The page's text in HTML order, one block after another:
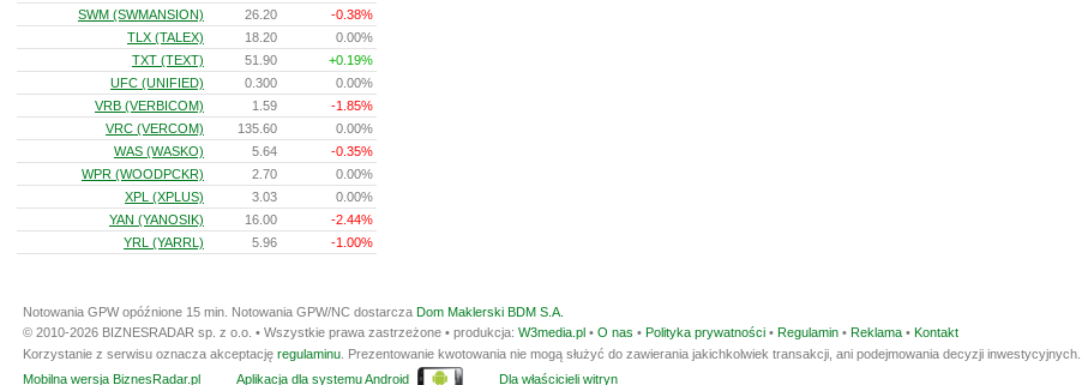
SWM (SWMANSION)
26.20
-0.38%
TLX (TALEX)
18.20
0.00%
TXT (TEXT)
51.90
+0.19%
UFC (UNIFIED)
0.300
0.00%
VRB (VERBICOM)
1.59
-1.85%
VRC (VERCOM)
135.60
0.00%
WAS (WASKO)
5.64
-0.35%
WPR (WOODPCKR)
2.70
0.00%
XPL (XPLUS)
3.03
0.00%
YAN (YANOSIK)
16.00
-2.44%
YRL (YARRL)
5.96 -1.00%
Notowania GPW opóźnione 15 min. Notowania GPW/NC dostarcza Dom Maklerski BDM S.A.
© 2010-2026 BIZNESRADAR sp. z o.o. • Wszystkie prawa zastrzeżone • produkcja: W3media.pl • O nas • Polityka prywatności • Regulamin • Reklama • Kontakt
Korzystanie z serwisu oznacza akceptację regulaminu . Prezentowanie kwotowania nie mogą służyć do zawierania jakichkolwiek transakcji, ani podejmowania decyzji inwestycyjnych...
Mobilna wersja BiznesRadar.pl
Aplikacja dla systemu Android Dla właścicieli witryn